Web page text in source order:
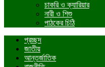
চাকরি ও ক্যারিয়ার
নারী ও শিশু
পাঠকের চিঠি
প্রচ্ছদ
জাতীয়
আন্তর্জাতিক